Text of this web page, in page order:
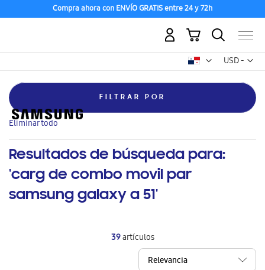
Compra ahora con ENVÍO GRATIS entre 24 y 72h
USD -
dólar
Mi carrito
Resultados de búsqueda para:
'carg de combo movil par
samsung galaxy a 51'
39artículos
FILTRAR POR
Feature Wi-fi integrado
este
artículo
Eliminar todo